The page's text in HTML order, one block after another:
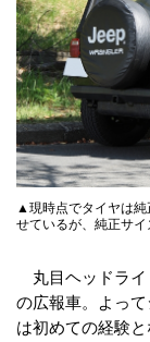
▲現時点でタイヤは
せているが、純正サイ
丸目ヘッドライ
の広報車。よっ
は初めての経験と